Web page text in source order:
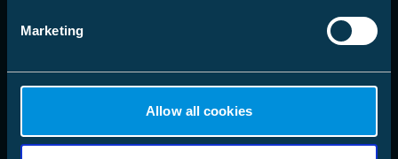
Marketing
Allow all cookies